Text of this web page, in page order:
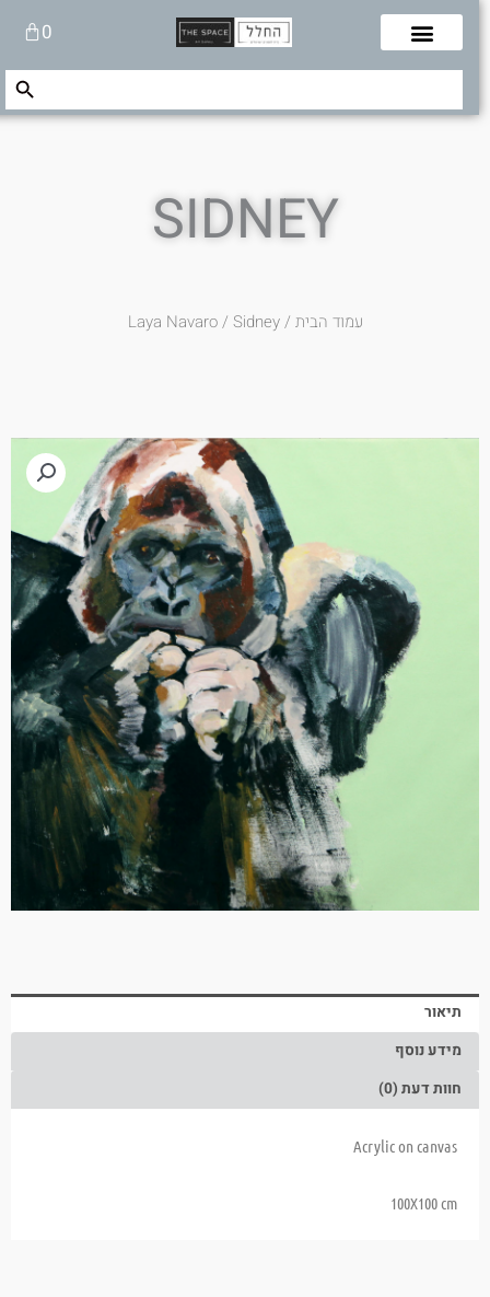
0עגלת
קניות
Search
Search Button
SIDNEY
עמוד הבית/
Laya Navaro/ Sidney
תיאור
מידע נוסף
חוות דעת (0)
Acrylic on canvas
100X100 cm